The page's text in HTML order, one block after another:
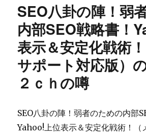
SEO八卦の陣！弱
内部SEO戦略書！
表示＆安定化戦術
サポート対応版）
２ｃｈの噂
SEO八卦の陣！弱者のための内部
Yahoo!上位表示＆安定化戦術！（